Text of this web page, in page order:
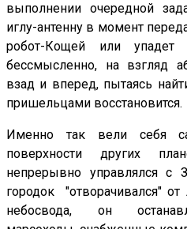
выполнении очередной
иглу-антенну в момент
робот-Кощей или
бессмысленно, на взгляд
взад и вперед, пытаясь
пришельцами восстановится.
Именно так вели себя
поверхности других
непрерывно управлялся с
городок "отворачивался"
небосвода, он